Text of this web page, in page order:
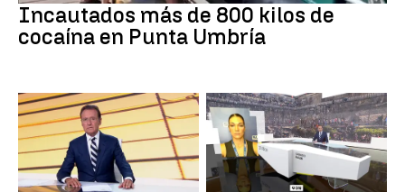
Incautados más de 800 kilos de
cocaína en Punta Umbría
Crisis en Ceuta